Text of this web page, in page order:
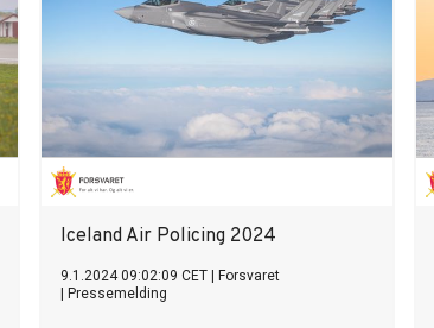
Iceland Air Policing 2024
9.1.2024 09:02:09 CET
Forsvaret
Pressemelding